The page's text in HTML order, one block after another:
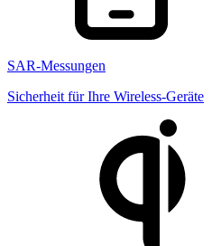
SAR-Messungen
Sicherheit für Ihre Wireless-Geräte